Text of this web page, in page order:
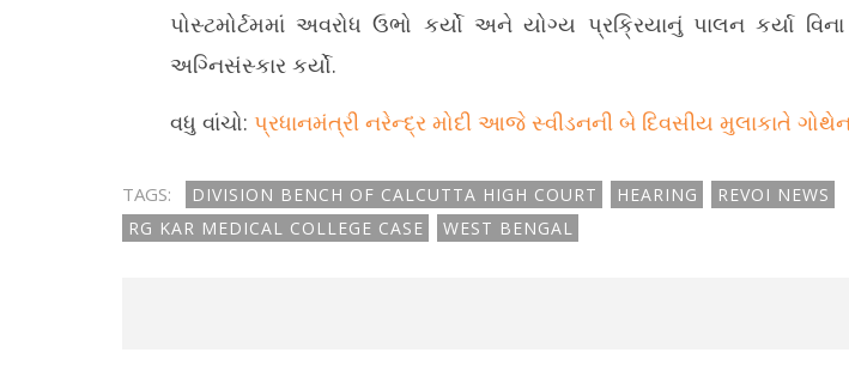
પોસ્ટમોર્ટમમાં અવરોધ ઉભો કર્યો અને યોગ્ય પ્રક્રિયાનું પાલન કર્યા
અગ્નિસંસ્કાર કર્યો.
વધુ વાંચો: પ્રધાનમંત્રી નરેન્દ્ર મોદી આજે સ્વીડનની બે દિવસીય મુલાકાતે
TAGS: DIVISION BENCH OF CALCUTTA HIGH COURT HEARING
REVOI NEWS
RG KAR MEDICAL COLLEGE CASE
WEST BENGAL